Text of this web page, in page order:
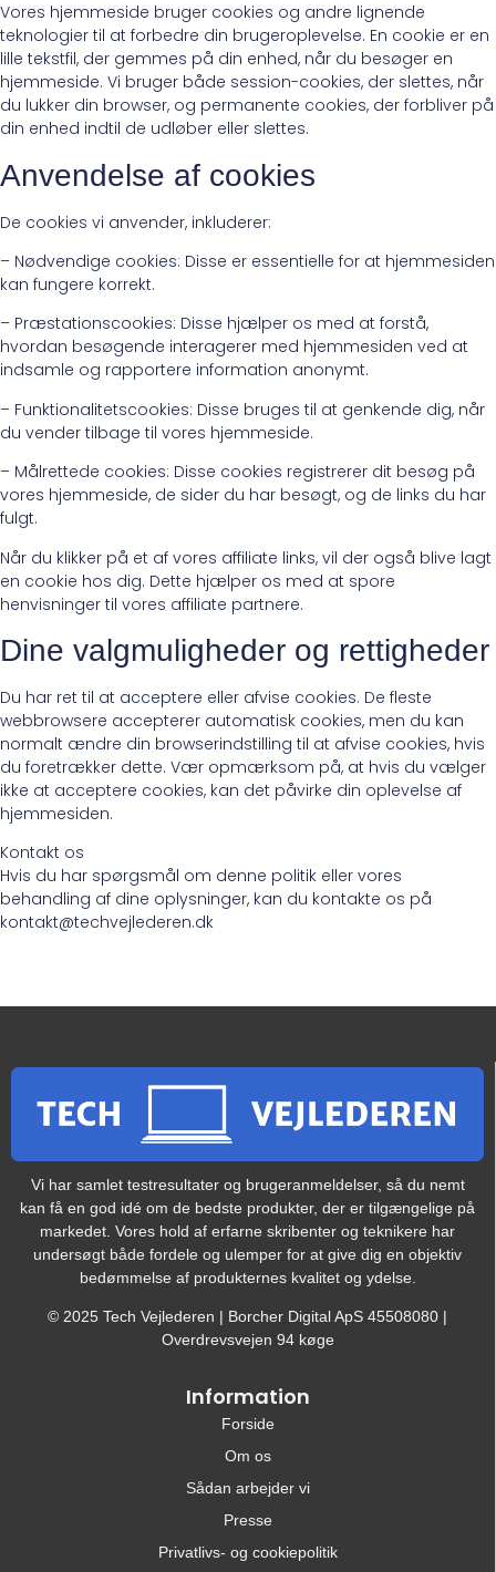
Vores hjemmeside bruger cookies og andre lignende
teknologier til at forbedre din brugeroplevelse. En cookie er en
lille tekstfil, der gemmes på din enhed, når du besøger en
hjemmeside. Vi bruger både session-cookies, der slettes, når
du lukker din browser, og permanente cookies, der forbliver på
din enhed indtil de udløber eller slettes.
Anvendelse af cookies
De cookies vi anvender, inkluderer:
– Nødvendige cookies: Disse er essentielle for at hjemmesiden
kan fungere korrekt.
– Præstationscookies: Disse hjælper os med at forstå,
hvordan besøgende interagerer med hjemmesiden ved at
indsamle og rapportere information anonymt.
– Funktionalitetscookies: Disse bruges til at genkende dig, når
du vender tilbage til vores hjemmeside.
– Målrettede cookies: Disse cookies registrerer dit besøg på
vores hjemmeside, de sider du har besøgt, og de links du har
fulgt.
Når du klikker på et af vores affiliate links, vil der også blive lagt
en cookie hos dig. Dette hjælper os med at spore
henvisninger til vores affiliate partnere.
Dine valgmuligheder og rettigheder
Du har ret til at acceptere eller afvise cookies. De fleste
webbrowsere accepterer automatisk cookies, men du kan
normalt ændre din browserindstilling til at afvise cookies, hvis
du foretrækker dette. Vær opmærksom på, at hvis du vælger
ikke at acceptere cookies, kan det påvirke din oplevelse af
hjemmesiden.
Kontakt os
Hvis du har spørgsmål om denne politik eller vores
behandling af dine oplysninger, kan du kontakte os på
kontakt@techvejlederen.dk
Vi har samlet testresultater og brugeranmeldelser, så du nemt
kan få en god idé om de bedste produkter, der er tilgængelige på
markedet. Vores hold af erfarne skribenter og teknikere har
undersøgt både fordele og ulemper for at give dig en objektiv
bedømmelse af produkternes kvalitet og ydelse.
© 2025 Tech Vejlederen | Borcher Digital ApS 45508080 |
Overdrevsvejen 94 køge
Information
Forside
Om os
Sådan arbejder vi
Presse
Privatlivs- og cookiepolitik